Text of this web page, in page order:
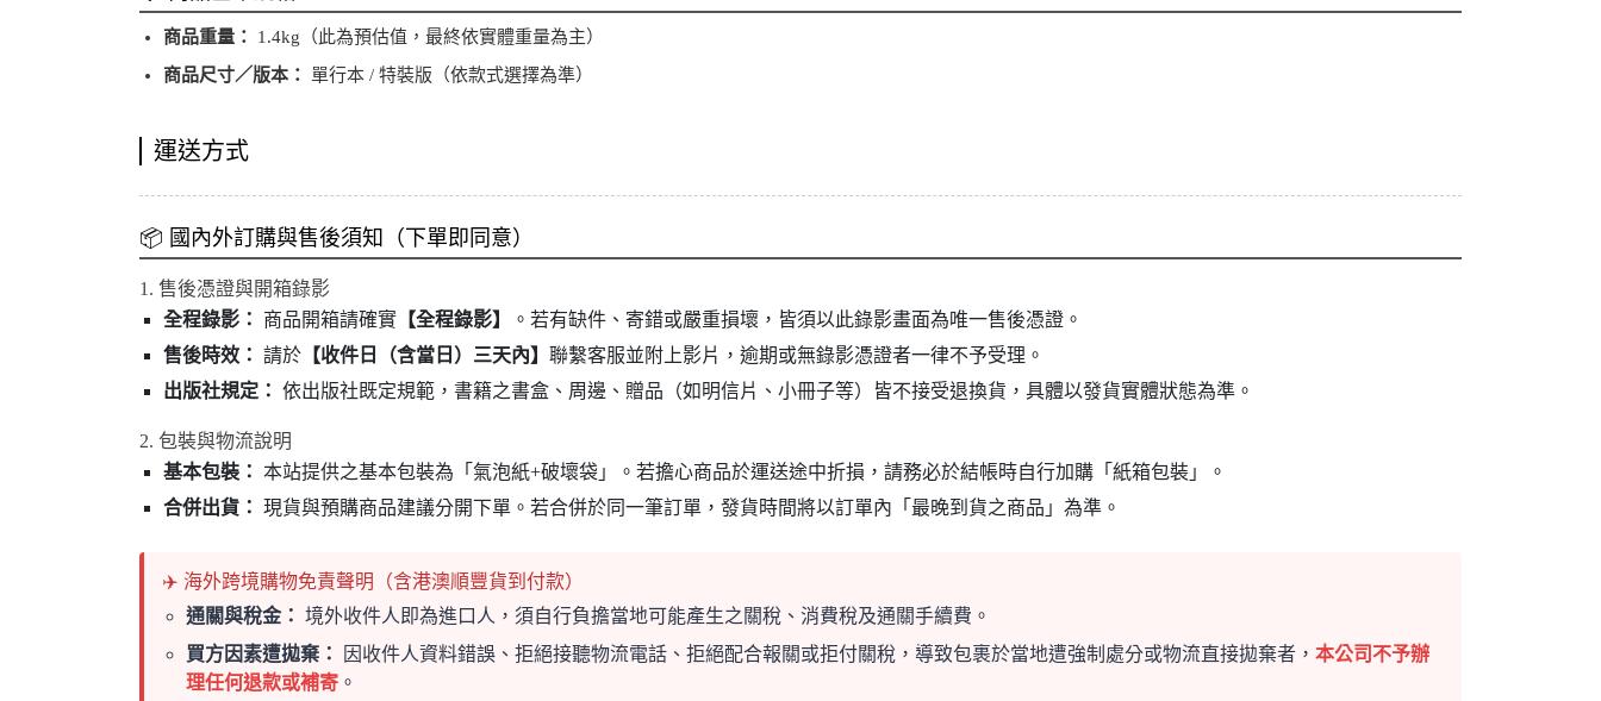
商品重量：
1.4kg（此為預估值，最終依實體重量為主）
商品尺寸／版本：
單行本 / 特裝版（依款式選擇為準）
運送方式
📦 國內外訂購與售後須知（下單即同意）
1. 售後憑證與開箱錄影
全程錄影：
商品開箱請確實 【全程錄影】
。若有缺件、寄錯或嚴重損壞，皆須以此錄影畫面為唯一售後憑證。
售後時效： 請於 【收件日（含當日）三天內】 聯繫客服並附上影片，逾期或無錄影憑證者一律不予受理。
出版社規定： 依出版社既定規範，書籍之書盒、周邊、贈品（如明信片、小冊子等）皆不接受退換貨，具體以發貨實體狀態為準。
2. 包裝與物流說明
基本包裝： 本站提供之基本包裝為「氣泡紙+破壞袋」。若擔心商品於運送途中折損，請務必於結帳時自行加購「紙箱包裝」。
合併出貨： 現貨與預購商品建議分開下單。若合併於同一筆訂單，發貨時間將以訂單內「最晚到貨之商品」為準。
✈️ 海外跨境購物免責聲明（含港澳順豐貨到付款）
通關與稅金： 境外收件人即為進口人，須自行負擔當地可能產生之關稅、消費稅及通關手續費。
買方因素遭拋棄：
因收件人資料錯誤、拒絕接聽物流電話、拒絕配合報關或拒付關稅，導致包裹於當地遭強制處分或物流直接拋棄者， 本公司不予辦
理任何退款或補寄 。